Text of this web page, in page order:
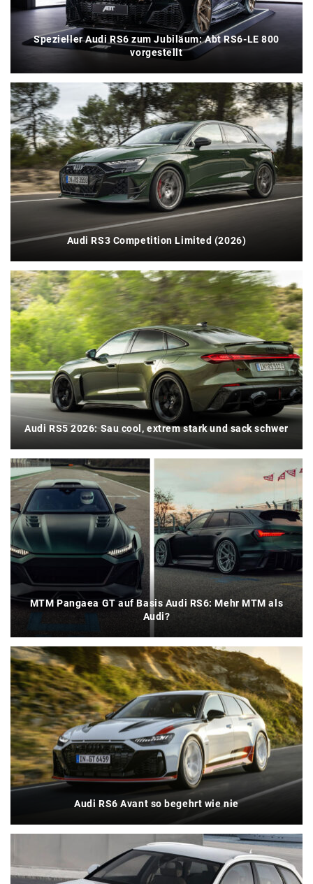
Spezieller Audi RS6 zum Jubiläum: Abt RS6-LE 800
vorgestellt
Audi RS3 Competition Limited (2026)
Audi RS5 2026: Sau cool, extrem stark und sack schwer
MTM Pangaea GT auf Basis Audi RS6: Mehr MTM als
Audi?
Audi RS6 Avant so begehrt wie nie